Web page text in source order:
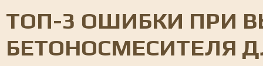
ТОП-3 ОШИБКИ ПРИ
БЕТОНОСМЕСИТЕЛЯ